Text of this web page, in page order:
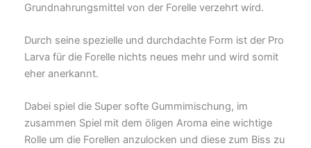
Grundnahrungsmittel von der Forelle verzehrt wird.
Durch seine spezielle und durchdachte Form ist der Pro
Larva für die Forelle nichts neues mehr und wird somit
eher anerkannt.
Dabei spiel die Super softe Gummimischung, im
zusammen Spiel mit dem öligen Aroma eine wichtige
Rolle um die Forellen anzulocken und diese zum Biss zu